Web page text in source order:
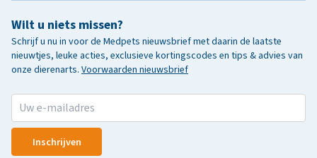
Wilt u niets missen?
Schrijf u nu in voor de Medpets nieuwsbrief met daarin de laatste
nieuwtjes, leuke acties, exclusieve kortingscodes en tips & advies van
onze dierenarts. Voorwaarden nieuwsbrief
Inschrijven